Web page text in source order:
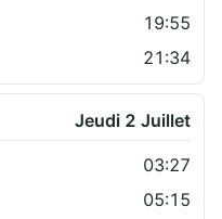
19:55
21:34
Jeudi 2 Juillet
03:27
05:15